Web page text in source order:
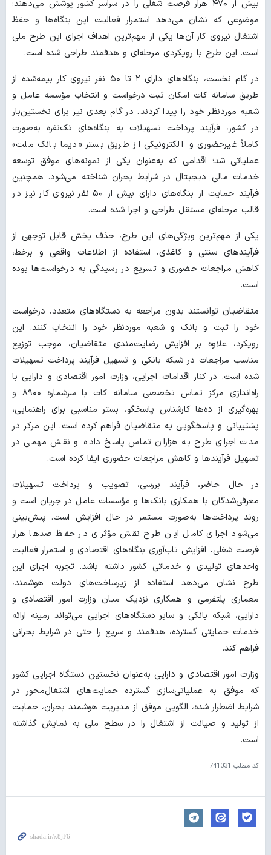
بیش از ۴۷۰ هزار فرصت شغلی را در سراسر کشور پوشش می‌دهند؛
موضوعی که نشان می‌دهد استمرار فعالیت این بنگاه‌ها و حفظ
اشتغال نیروی کار آن‌ها یکی از مهم‌ترین اهداف اجرای این طرح ملی
است. این طرح با رویکردی مرحله‌ای و هدفمند طراحی شده است.
در گام نخست، بنگاه‌های دارای ۲ تا ۵۰ نفر نیروی کار بیمه‌شده از
طریق سامانه کات امکان ثبت درخواست و انتخاب مؤسسه عامل و
شعبه موردنظر خود را پیدا کردند. در گام بعدی نیز برای نخستین‌بار
در کشور، فرآیند پرداخت تسهیلات به بنگاه‌های تک‌نفره به‌صورت
کاملاً غیرحضوری و الکترونیکی از طریق بستر «دیما بانک ملت»
عملیاتی شد؛ اقدامی که به‌عنوان یکی از نمونه‌های موفق توسعه
خدمات مالی دیجیتال در شرایط بحران شناخته می‌شود. همچنین
فرآیند حمایت از بنگاه‌های دارای بیش از ۵۰ نفر نیروی کار نیز در
قالب مرحله‌ای مستقل طراحی و اجرا شده است.
یکی از مهم‌ترین ویژگی‌های این طرح، حذف بخش قابل توجهی از
فرآیندهای سنتی و کاغذی، استفاده از اطلاعات واقعی و برخط،
کاهش مراجعات حضوری و تسریع در رسیدگی به درخواست‌ها بوده
است.
متقاضیان توانستند بدون مراجعه به دستگاه‌های متعدد، درخواست
خود را ثبت و بانک و شعبه موردنظر خود را انتخاب کنند. این
رویکرد، علاوه بر افزایش رضایت‌مندی متقاضیان، موجب توزیع
مناسب مراجعات در شبکه بانکی و تسهیل فرآیند پرداخت تسهیلات
شده است. در کنار اقدامات اجرایی، وزارت امور اقتصادی و دارایی با
راه‌اندازی مرکز تماس تخصصی سامانه کات با سرشماره ۸۹۰۰ و
بهره‌گیری از ده‌ها کارشناس پاسخگو، بستر مناسبی برای راهنمایی،
پشتیبانی و پاسخگویی به متقاضیان فراهم کرده است. این مرکز در
مدت اجرای طرح به هزاران تماس پاسخ داده و نقش مهمی در
تسهیل فرآیندها و کاهش مراجعات حضوری ایفا کرده است.
در حال حاضر، فرآیند بررسی، تصویب و پرداخت تسهیلات
معرفی‌شدگان با همکاری بانک‌ها و مؤسسات عامل در جریان است و
روند پرداخت‌ها به‌صورت مستمر در حال افزایش است. پیش‌بینی
می‌شود اجرای کامل این طرح نقش مؤثری در حفظ صدها هزار
فرصت شغلی، افزایش تاب‌آوری بنگاه‌های اقتصادی و استمرار فعالیت
واحدهای تولیدی و خدماتی کشور داشته باشد. تجربه اجرای این
طرح نشان می‌دهد استفاده از زیرساخت‌های دولت هوشمند،
معماری پلتفرمی و همکاری نزدیک میان وزارت امور اقتصادی و
دارایی، شبکه بانکی و سایر دستگاه‌های اجرایی می‌تواند زمینه ارائه
خدمات حمایتی گسترده، هدفمند و سریع را حتی در شرایط بحرانی
فراهم کند.
وزارت امور اقتصادی و دارایی به‌عنوان نخستین دستگاه اجرایی کشور
که موفق به عملیاتی‌سازی گسترده حمایت‌های اشتغال‌محور در
شرایط اضطرار شده، الگویی موفق از مدیریت هوشمند بحران، حمایت
از تولید و صیانت از اشتغال را در سطح ملی به نمایش گذاشته
است.
کد مطلب 741031